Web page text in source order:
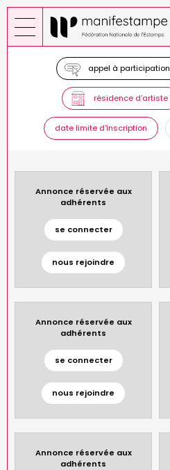
Skip
to
main
appel à participation
résidence d’artiste
date limite d'inscription
Annonce réservée aux
adhérents
se connecter
nous rejoindre
Annonce réservée aux
adhérents
se connecter
nous rejoindre
Annonce réservée aux
adhérents